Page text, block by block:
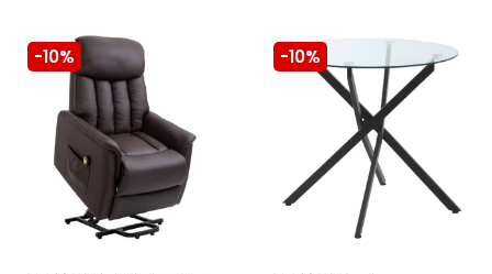
-10% -10%